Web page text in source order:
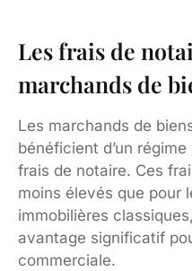
Les frais de
marchands de
Les marchands de
bénéficient d’un
frais de notaire. Ces
moins élevés que pour
immobilières
avantage significatif
commerciale.